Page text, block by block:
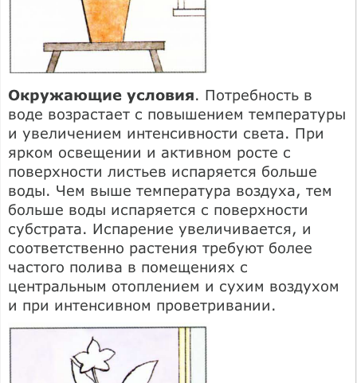
Окружающие условия. Потребность в
воде возрастает с повышением температуры
и увеличением интенсивности света. При
ярком освещении и активном росте с
поверхности листьев испаряется больше
воды. Чем выше температура воздуха, тем
больше воды испаряется с поверхности
субстрата. Испарение увеличивается, и
соответственно растения требуют более
частого полива в помещениях с
центральным отоплением и сухим воздухом
и при интенсивном проветривании.